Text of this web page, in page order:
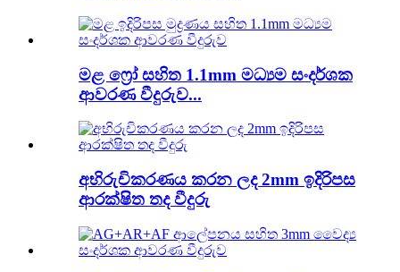
මළ ෆ්‍රෝ සහිත 1.1mm මධ්‍යම සංදර්ශක
ආවරණ වීදුරුව...
අභිරුචිකරණය කරන ලද 2mm ඉදිරිපස
ආරක්ෂිත තද වීදුරු